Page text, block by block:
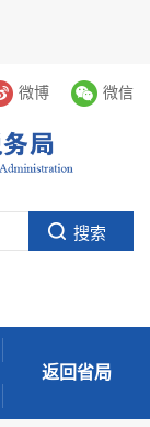
微博 微信
返回省局